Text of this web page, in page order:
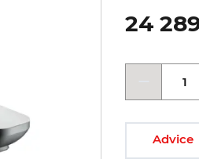
24
Advice